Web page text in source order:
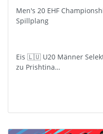
Men's 20 EHF
Spillplang
Eis 🇱🇺 U20 Männer
zu Prishtina…